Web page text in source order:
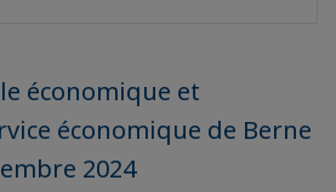
économique et
économique de Berne
2024